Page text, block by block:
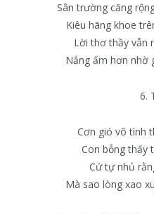
Sân trường căng
Kiêu hãng khoe
Lời thơ thầy vẫn
Nắng ấm hơn nhờ
6.
Cơn gió vô tình
Con bỗng thấy
Cứ tự nhủ
Mà sao lòng xao